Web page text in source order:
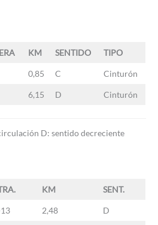
KM SENTIDO TIPO
0,85 C Cinturón
6,15 D Cinturón
D: sentido decreciente
KM SENT.
2,48 D